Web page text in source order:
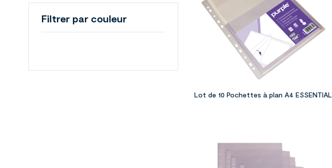
Lot de 10 Pochettes à plan A4 ESSENTIAL
Filtrer par couleur